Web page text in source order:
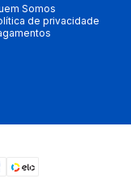
Somos
de privacidade